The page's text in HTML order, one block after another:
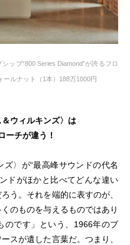
ップ“800 Series Diamond”が誇るフロ
ールナット（1本）188万1000円
ウィルキンズ〉は
ーチが違う！
〉が“最高峰サウンドの代名
ドがほかと比べてどんな違い
う。それを端的に表すのが、
のものを与えるものではあり
のです」という、1966年のブ
スが遺した言葉だ。つまり、